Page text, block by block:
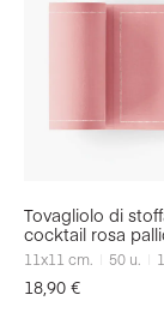
Tovagliolo di
cocktail rosa
11x11 cm. 50 u.
18,90 €